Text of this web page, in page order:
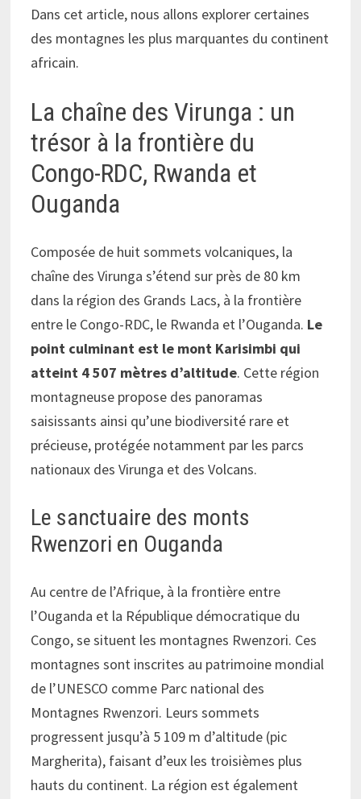
Dans cet article, nous allons explorer certaines
des montagnes les plus marquantes du continent
africain.
La chaîne des Virunga : un
trésor à la frontière du
Congo-RDC, Rwanda et
Ouganda
Composée de huit sommets volcaniques, la
chaîne des Virunga s’étend sur près de 80 km
dans la région des Grands Lacs, à la frontière
entre le Congo-RDC, le Rwanda et l’Ouganda. Le
point culminant est le mont Karisimbi qui
atteint 4 507 mètres d’altitude. Cette région
montagneuse propose des panoramas
saisissants ainsi qu’une biodiversité rare et
précieuse, protégée notamment par les parcs
nationaux des Virunga et des Volcans.
Le sanctuaire des monts
Rwenzori en Ouganda
Au centre de l’Afrique, à la frontière entre
l’Ouganda et la République démocratique du
Congo, se situent les montagnes Rwenzori. Ces
montagnes sont inscrites au patrimoine mondial
de l’UNESCO comme Parc national des
Montagnes Rwenzori. Leurs sommets
progressent jusqu’à 5 109 m d’altitude (pic
Margherita), faisant d’eux les troisièmes plus
hauts du continent. La région est également